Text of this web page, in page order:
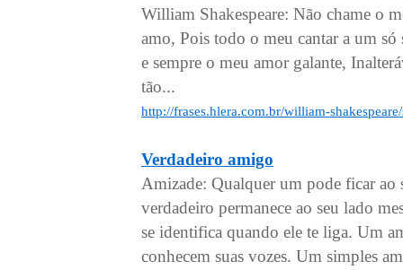
William Shakespeare: Não chame o
amo, Pois todo o meu cantar a um
e sempre o meu amor galante,
tão...
http://frases.hlera.com.br/william-
Verdadeiro amigo
Amizade: Qualquer um pode ficar ao
verdadeiro permanece ao seu lado
se identifica quando ele te liga. Um
conhecem suas vozes. Um simples